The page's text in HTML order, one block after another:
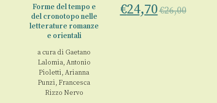
Forme del tempo e
del cronotopo nelle
letterature romanze
e orientali
a cura di Gaetano
Lalomia, Antonio
Pioletti, Arianna
Punzi, Francesca
Rizzo Nervo
€24,70€26,00